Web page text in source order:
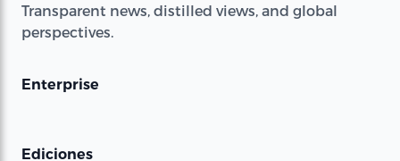
Transparent news, distilled views, and global
perspectives.
Enterprise
Ediciones